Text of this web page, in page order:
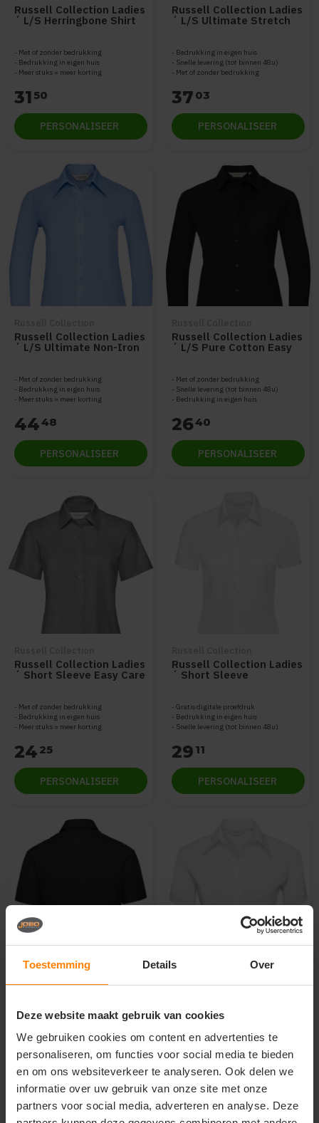
Toestemming Details Over
Deze website maakt gebruik van cookies
We gebruiken cookies om content en advertenties te
personaliseren, om functies voor social media te bieden
en om ons websiteverkeer te analyseren. Ook delen we
informatie over uw gebruik van onze site met onze
partners voor social media, adverteren en analyse. Deze
Russell Collection Ladies
´ L/S Herringbone Shirt
Met of zonder bedrukking
Bedrukking in eigen huis
Meer stuks = meer korting
31 50
PERSONALISEER
Russell Collection Ladies
´ L/S Ultimate Stretch
Bedrukking in eigen huis
Snelle levering (tot binnen 48u)
Met of zonder bedrukking
37 03
PERSONALISEER
Russell Collection Ladies
´ L/S Ultimate Non-Iron
Met of zonder bedrukking
Bedrukking in eigen huis
Meer stuks = meer korting
4448
PERSONALISEER
Russell Collection Ladies
´ L/S Pure Cotton Easy
Met of zonder bedrukking
Snelle levering (tot binnen 48u)
Bedrukking in eigen huis
2640
PERSONALISEER
Russell Collection Ladies
´ Short Sleeve Easy Care
Met of zonder bedrukking
Bedrukking in eigen huis
Meer stuks = meer korting
24 25
PERSONALISEER
Russell Collection Ladies
´ Short Sleeve
Gratis digitale proefdruk
Bedrukking in eigen huis
Snelle levering (tot binnen 48u)
29 11
PERSONALISEER
Cotton Easy Care Poplin
Shirt Z935F
Meer stuks = meer korting
Bedrukking in eigen huis
Gratis digitale proefdruk
2224
PERSONALISEER
Non-Iron Shirt Z957F
Met of zonder bedrukking
Gratis digitale proefdruk
Bedrukking in eigen huis
4089
PERSONALISEER